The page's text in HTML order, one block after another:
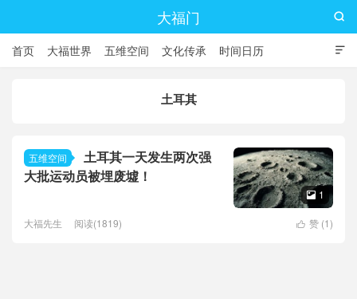
大福门

首页 大福世界 五维空间 文化传承 时间日历

土耳其
五维空间
土耳其一天发生两次强
大批运动员被埋废墟！
 1
 赞 (1)
大福先生 阅读(1819)